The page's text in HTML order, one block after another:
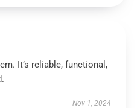
It’s reliable, functional,
Nov 1, 2024